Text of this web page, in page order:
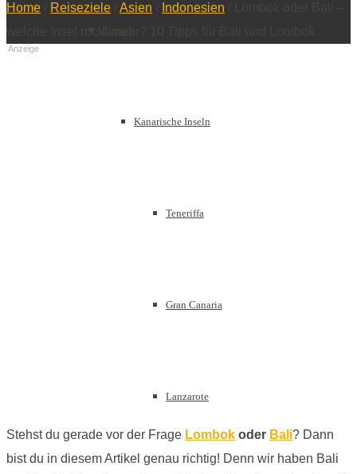
Kanarische Inseln
Teneriffa
Gran Canaria
Lanzarote
Home Reiseziele Asien Indonesien
Anzeige
Stehst du gerade vor der Frage Lombok oder Bali? Dann
bist du in diesem Artikel genau richtig! Denn wir haben Bali